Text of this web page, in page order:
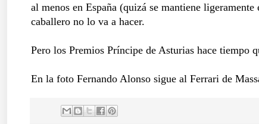
al menos en España (quizá se mantiene
caballero no lo va a hacer.
Pero los Premios Príncipe de Asturias hace tiempo
En la foto Fernando Alonso sigue al Ferrari de